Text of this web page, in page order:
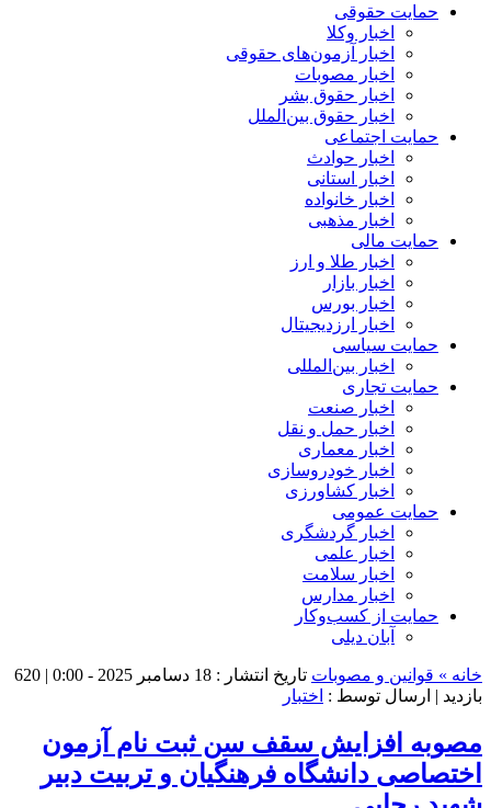
حمایت حقوقی
اخبار وکلا
اخبار آزمون‌های حقوقی
اخبار مصوبات
اخبار حقوق بشر
اخبار حقوق بین‌الملل
حمایت اجتماعی
اخبار حوادث
اخبار استانی
اخبار خانواده
اخبار مذهبی
حمایت مالی
اخبار طلا و ارز
اخبار بازار
اخبار بورس
اخبار ارزدیجیتال
حمایت سیاسی
اخبار بین‌المللی
حمایت تجاری
اخبار صنعت
اخبار حمل و نقل
اخبار معماری
اخبار خودروسازی
اخبار کشاورزی
حمایت عمومی
اخبار گردشگری
اخبار علمی
اخبار سلامت
اخبار مدارس
حمایت از کسب‌وکار
آبان دیلی
خانه » قوانین و مصوبات تاریخ انتشار : 18 دسامبر 2025 - 0:00 |
620
بازدید | ارسال توسط : اختبار
مصوبه افزایش سقف سن ثبت نام آزمون
اختصاصی دانشگاه فرهنگیان و تربیت دبیر